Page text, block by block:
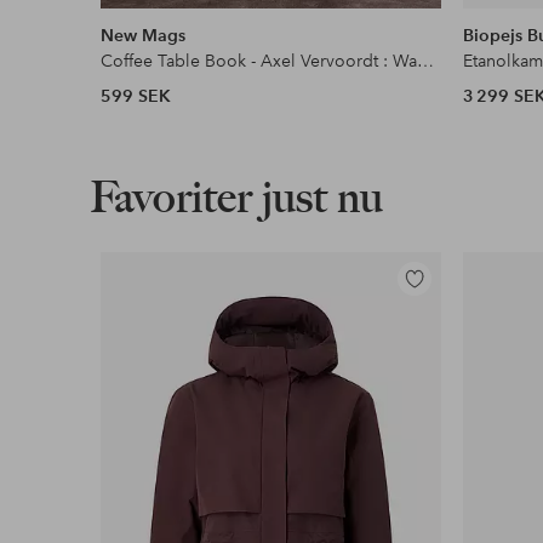
liknande
New Mags
Coffee Table Book - Axel Vervoordt : Wabi Inspirations
599 SEK
Biopejs
3 299
Favoriter just nu
Lägg